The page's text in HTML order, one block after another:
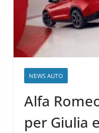
NEWS AUTO
Alfa
per Giulia